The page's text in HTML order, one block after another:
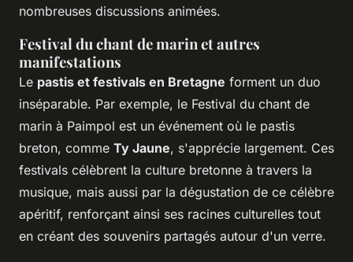
nombreuses discussions animées.
Festival du chant de marin et autres
manifestations
Le pastis et festivals en Bretagne forment un duo
inséparable. Par exemple, le Festival du chant de
marin à Paimpol est un événement où le pastis
breton, comme Ty Jaune, s'apprécie largement. Ces
festivals célèbrent la culture bretonne à travers la
musique, mais aussi par la dégustation de ce célèbre
apéritif, renforçant ainsi ses racines culturelles tout
en créant des souvenirs partagés autour d'un verre.